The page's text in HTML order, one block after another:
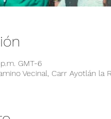
GMT-6
Vecinal, Carr Ayotlán la